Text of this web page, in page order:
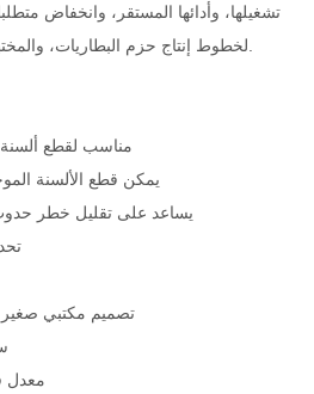
تشغيلها، وأدائها المستقر، وانخفاض
مناسب لقطع ألسنة
يمكن قطع الألسنة
يساعد على تقليل خطر
تصميم مكتبي
معدل